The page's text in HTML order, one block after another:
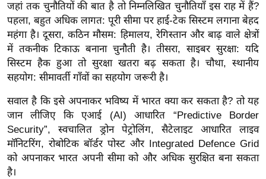
/
फै
श
न
घ
लू
नु
स्खे
प
र्य
जहां तक चुनौतियों की बात है तो निम्नलिखित चुनौतियाँ इस राह में हैं?
पहला, बहुत अधिक लागत: पूरी सीमा पर हाई-टेक सिस्टम लगाना बेहद
महंगा है। दूसरा, कठिन मौसम: हिमालय, रेगिस्तान और बाढ़ वाले क्षेत्रों
में तकनीक टिकाऊ बनाना चुनौती है। तीसरा, साइबर सुरक्षा: यदि
सिस्टम हैक हुआ तो सुरक्षा खतरा बढ़ सकता है। चौथा, स्थानीय
सहयोग: सीमावर्ती गाँवों का सहयोग जरूरी है।
सवाल है कि इसे अपनाकर भविष्य में भारत क्या कर सकता है? तो यह
जान लीजिए कि एआई (AI) आधारित “Predictive Border
Security”, स्वचालित ड्रोन पेट्रोलिंग, सैटेलाइट आधारित लाइव
मॉनिटरिंग, रोबोटिक बॉर्डर पोस्ट और Integrated Defence Grid
को अपनाकर भारत अपनी सीमा को और अधिक सुरक्षित बना सकता
है।